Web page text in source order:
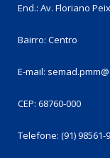
End.: Av. Floriano
Bairro: Centro
E-mail:
CEP: 68760-000
Telefone: (91) 98561-